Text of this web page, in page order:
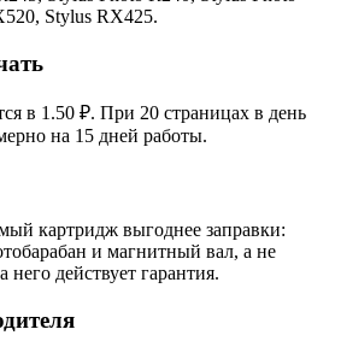
Stylus RX425.
в 1.50 ₽. При 20 страницах в день
на 15 дней работы.
картридж выгоднее заправки:
и магнитный вал, а не
действует гарантия.